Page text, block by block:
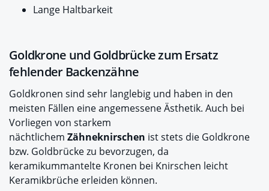
Lange Haltbarkeit
Goldkrone und Goldbrücke zum Ersatz
fehlender Backenzähne
Goldkronen sind sehr langlebig und haben in den
meisten Fällen eine angemessene Ästhetik. Auch bei
Vorliegen von starkem
nächtlichem Zähneknirschen ist stets die Goldkrone
bzw. Goldbrücke zu bevorzugen, da
keramikummantelte Kronen bei Knirschen leicht
Keramikbrüche erleiden können.